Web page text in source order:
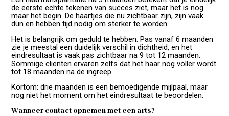
de eerste echte tekenen van succes ziet, maar het is nog
maar het begin. De haartjes die nu zichtbaar zijn, zijn vaak
dun en hebben tijd nodig om sterker te worden.
Het is belangrijk om geduld te hebben. Pas vanaf 6 maanden
zie je meestal een duidelijk verschil in dichtheid, en het
eindresultaat is vaak pas zichtbaar na 9 tot 12 maanden.
Sommige cliënten ervaren zelfs dat het haar nog voller wordt
tot 18 maanden na de ingreep.
Kortom: drie maanden is een bemoedigende mijlpaal, maar
nog niet het moment om het eindresultaat te beoordelen.
Wanneer contact opnemen met een arts?